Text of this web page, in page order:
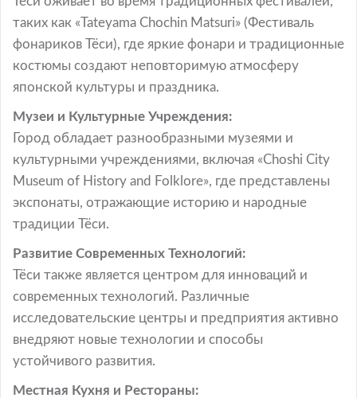
таких как «Tateyama Chochin Matsuri» (Фестиваль
фонариков Тёси), где яркие фонари и традиционные
костюмы создают неповторимую атмосферу
японской культуры и праздника.
Музеи и Культурные Учреждения:
Город обладает разнообразными музеями и
культурными учреждениями, включая «Choshi City
Museum of History and Folklore», где представлены
экспонаты, отражающие историю и народные
традиции Тёси.
Развитие Современных Технологий:
Тёси также является центром для инноваций и
современных технологий. Различные
исследовательские центры и предприятия активно
внедряют новые технологии и способы
устойчивого развития.
Местная Кухня и Рестораны: